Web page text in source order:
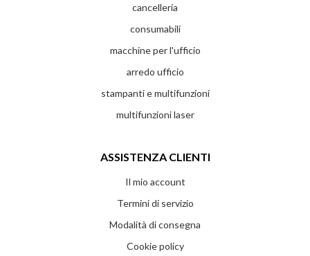
cancelleria
consumabili
macchine per l'ufficio
arredo ufficio
stampanti e multifunzioni
multifunzioni laser
ASSISTENZA CLIENTI
Il mio account
Termini di servizio
Modalità di consegna
Cookie policy